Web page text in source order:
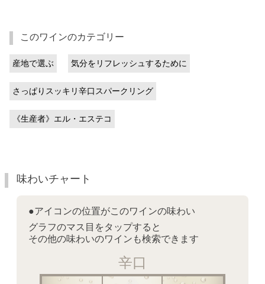
このワインのカテゴリー
産地で選ぶ 気分をリフレッシュするために
さっぱりスッキリ辛口スパークリング
《生産者》エル・エステコ
味わいチャート
●アイコンの位置がこのワインの味わい
グラフのマス目をタップすると
その他の味わいのワインも検索できます
辛口